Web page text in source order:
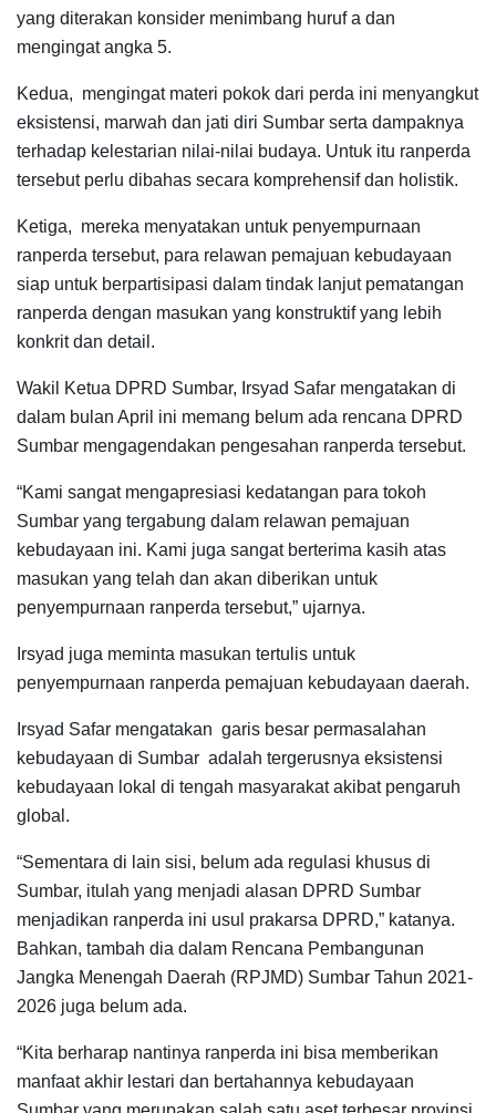
yang diterakan konsider menimbang huruf a dan
mengingat angka 5.
Kedua, mengingat materi pokok dari perda ini menyangkut
eksistensi, marwah dan jati diri Sumbar serta dampaknya
terhadap kelestarian nilai-nilai budaya. Untuk itu ranperda
tersebut perlu dibahas secara komprehensif dan holistik.
Ketiga, mereka menyatakan untuk penyempurnaan
ranperda tersebut, para relawan pemajuan kebudayaan
siap untuk berpartisipasi dalam tindak lanjut pematangan
ranperda dengan masukan yang konstruktif yang lebih
konkrit dan detail.
Wakil Ketua DPRD Sumbar, Irsyad Safar mengatakan di
dalam bulan April ini memang belum ada rencana DPRD
Sumbar mengagendakan pengesahan ranperda tersebut.
“Kami sangat mengapresiasi kedatangan para tokoh
Sumbar yang tergabung dalam relawan pemajuan
kebudayaan ini. Kami juga sangat berterima kasih atas
masukan yang telah dan akan diberikan untuk
penyempurnaan ranperda tersebut,” ujarnya.
Irsyad juga meminta masukan tertulis untuk
penyempurnaan ranperda pemajuan kebudayaan daerah.
Irsyad Safar mengatakan garis besar permasalahan
kebudayaan di Sumbar adalah tergerusnya eksistensi
kebudayaan lokal di tengah masyarakat akibat pengaruh
global.
“Sementara di lain sisi, belum ada regulasi khusus di
Sumbar, itulah yang menjadi alasan DPRD Sumbar
menjadikan ranperda ini usul prakarsa DPRD,” katanya.
Bahkan, tambah dia dalam Rencana Pembangunan
Jangka Menengah Daerah (RPJMD) Sumbar Tahun 2021-
2026 juga belum ada.
“Kita berharap nantinya ranperda ini bisa memberikan
manfaat akhir lestari dan bertahannya kebudayaan